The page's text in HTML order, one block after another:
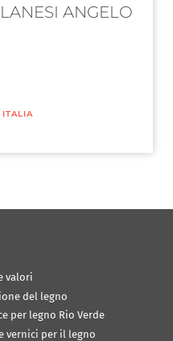
ANGELO
ITALIA
valori
del legno
per legno Rio Verde
vernici per il legno